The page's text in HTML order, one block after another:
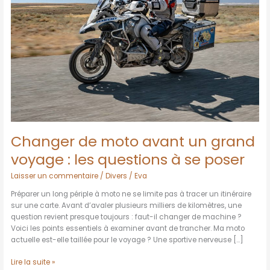
Changer de moto avant un grand
voyage : les questions à se poser
Laisser un commentaire /Divers /Eva
Préparer un long périple à moto ne se limite pas à tracer un itinéraire
sur une carte. Avant d’avaler plusieurs milliers de kilomètres, une
question revient presque toujours : faut-il changer de machine ?
Voici les points essentiels à examiner avant de trancher. Ma moto
actuelle est-elle taillée pour le voyage ? Une sportive nerveuse […]
voyage
:
les
questions
à
poser
Lire la suite »